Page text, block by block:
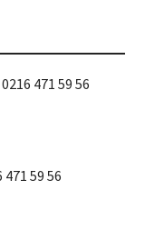
471 59 56
59 56